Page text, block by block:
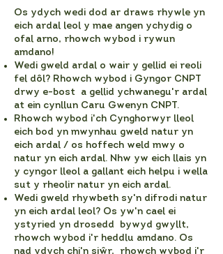
Os ydych wedi dod ar draws rhywle yn
eich ardal leol y mae angen ychydig o
ofal arno, rhowch wybod i rywun
amdano!
Wedi gweld ardal o wair y gellid ei reoli
fel dôl? Rhowch wybod i Gyngor CNPT
drwy e-bost a gellid ychwanegu'r ardal
at ein cynllun Caru Gwenyn CNPT.
Rhowch wybod i'ch Cynghorwyr lleol
eich bod yn mwynhau gweld natur yn
eich ardal / os hoffech weld mwy o
natur yn eich ardal. Nhw yw eich llais yn
y cyngor lleol a gallant eich helpu i wella
sut y rheolir natur yn eich ardal.
Wedi gweld rhywbeth sy'n difrodi natur
yn eich ardal leol? Os yw'n cael ei
ystyried yn drosedd bywyd gwyllt,
rhowch wybod i'r heddlu amdano. Os
nad ydych chi'n siŵr, rhowch wybod i'r